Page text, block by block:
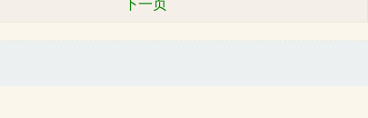
下一页